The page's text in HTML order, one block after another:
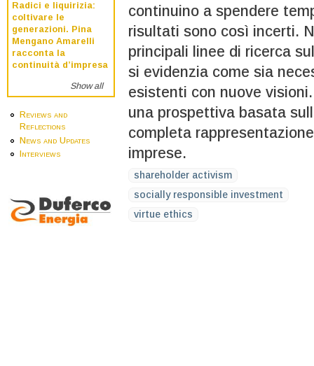
Radici e liquirizia:
coltivare le
generazioni. Pina
Mengano Amarelli
racconta la
continuità d’impresa
Show all
Reviews and
Reflections
News and Updates
Interviews
continuino a spendere
risultati sono così incerti.
principali linee di ricerca
si evidenzia come sia
esistenti con nuove
una prospettiva basata
completa
imprese.
shareholder activism
socially responsible investment
virtue ethics